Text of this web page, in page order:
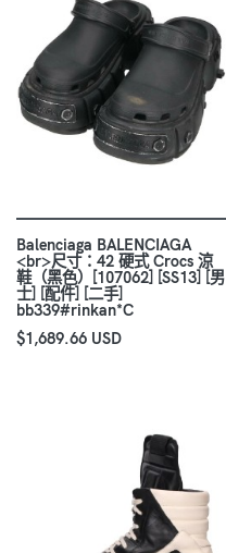
Balenciaga BALENCIAGA
<br>尺寸：42 硬式 Crocs 涼
鞋（黑色）[107062] [SS13] [男
士] [配件] [二手]
bb339#rinkan*C
$1,689.66 USD